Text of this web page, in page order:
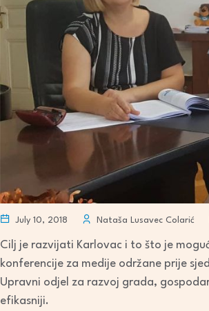
July 10, 2018 Nataša Lusavec Colarić
Cilj je razvijati Karlovac i to što je
konferencije za medije održane prije
Upravni odjel za razvoj grada,
efikasniji.